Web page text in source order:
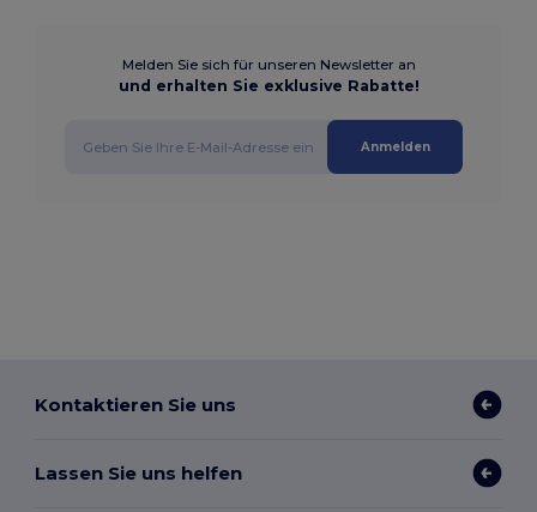
Melden Sie sich für unseren Newsletter an
und erhalten Sie exklusive Rabatte!
Anmelden
Kontaktieren Sie uns
Lassen Sie uns helfen